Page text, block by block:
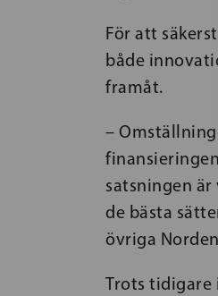
För att
både
framåt.
–
satsningen
de bästa
övriga
Trots tidigare